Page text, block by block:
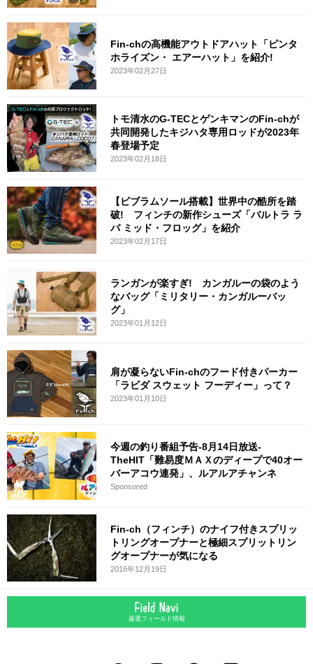
Fin-chの高機能アウトドアハット「ピンタ
ホライズン・ エアーハット」を紹介!
2023年02月27日
トモ清水のG-TECとゲンキマンのFin-chが
共同開発したキジハタ専用ロッドが2023年
春登場予定
2023年02月18日
【ビブラムソール搭載】世界中の酷所を踏
破! フィンチの新作シューズ「バルトラ ラ
バ ミッド・フロッグ」を紹介
2023年02月17日
ランガンが楽すぎ! カンガルーの袋のよう
なバッグ「ミリタリー・カンガルーバッ
グ」
2023年01月12日
肩が凝らないFin-chのフード付きパーカー
「ラビダ スウェット フーディー」って？
2023年01月10日
今週の釣り番組予告-8月14日放送-
TheHIT「難易度ＭＡＸのディープで40オー
バーアコウ連発」、ルアルアチャンネ
Sponsored
Fin-ch（フィンチ）のナイフ付きスプリッ
トリングオープナーと極細スプリットリン
グオープナーが気になる
2016年12月19日
厳選フィールド情報